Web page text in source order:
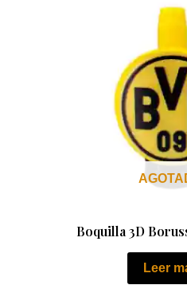
Boquilla 3D
Leer